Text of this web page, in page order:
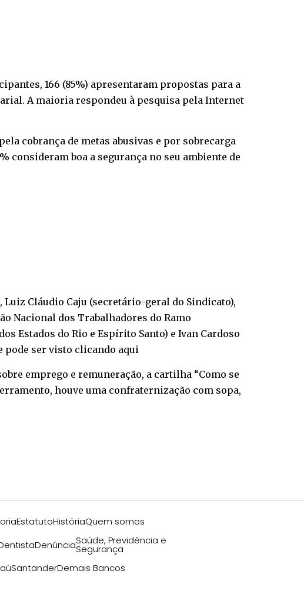
166 (85%) apresentaram propostas para a
A maioria respondeu à pesquisa pela Internet
cobrança de metas abusivas e por sobrecarga
consideram boa a segurança no seu ambiente de
Cláudio Caju (secretário-geral do Sindicato),
Nacional dos Trabalhadores do Ramo
Estados do Rio e Espírito Santo) e Ivan Cardoso
pode ser visto clicando aqui
emprego e remuneração, a cartilha “Como se
houve uma confraternização com sopa,
EstatutoHistóriaQuem somos
DenúnciaSaúde, Previdência e
Segurança
SantanderDemais Bancos